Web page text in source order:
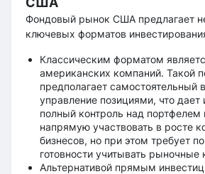
Фондовый рынок США предлагает
ключевых форматов
Классическим форматом
американских компаний. Такой
предполагает самостоятельный
управление позициями, что дает
полный контроль над портфелем
напрямую участвовать в росте
бизнесов, но при этом требует
готовности учитывать рыночные
Альтернативой прямым